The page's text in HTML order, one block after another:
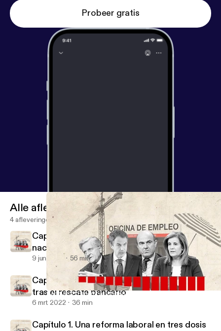
Probeer gratis
Capítulo 2. España al límite (I): la otra historia tras el rescate
DATADISTA Crisis de Memoria
Alle afleveringen
4 afleveringen
Capítulo 3. España al límite (II):
nacionalizados, camino al rescate
9 jun 2022 56 min
Capítulo 2. España al límite (I): la otra historia
tras el rescate bancario
6 mrt 2022 36 min
Capítulo 1. Una reforma laboral en tres dosis